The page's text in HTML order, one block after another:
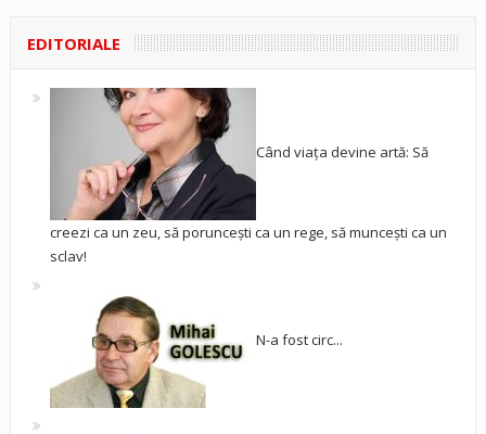
EDITORIALE
Când viața devine artă: Să
creezi ca un zeu, să poruncești ca un rege, să muncești ca un
sclav!
N-a fost circ...